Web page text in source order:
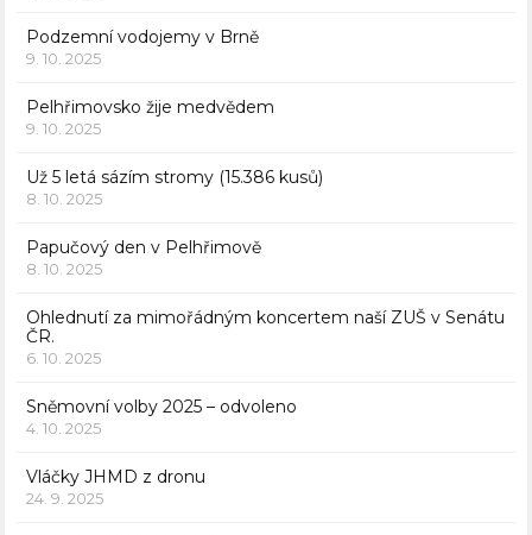
Podzemní vodojemy v Brně
9. 10. 2025
Pelhřimovsko žije medvědem
9. 10. 2025
Už 5 letá sázím stromy (15.386 kusů)
8. 10. 2025
Papučový den v Pelhřimově
8. 10. 2025
Ohlednutí za mimořádným koncertem naší ZUŠ v Senátu
ČR.
6. 10. 2025
Sněmovní volby 2025 – odvoleno
4. 10. 2025
Vláčky JHMD z dronu
24. 9. 2025